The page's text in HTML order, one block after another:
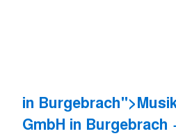
in
GmbH in Burgebrach